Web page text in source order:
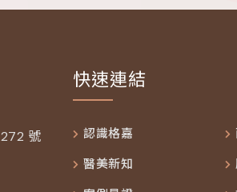
號
快速連結
認識格嘉
醫美新知